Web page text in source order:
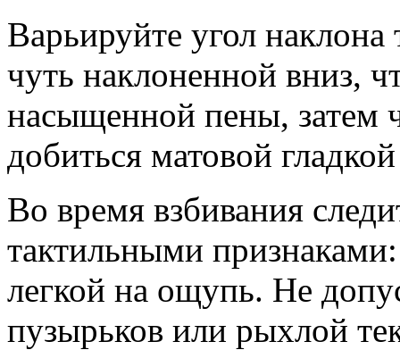
Варьируйте угол наклона
чуть наклоненной вниз,
насыщенной пены, затем
добиться матовой
Во время взбивания
тактильными
легкой на ощупь. Не
пузырьков или рыхлой